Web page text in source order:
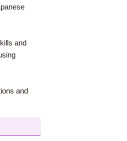
and
and